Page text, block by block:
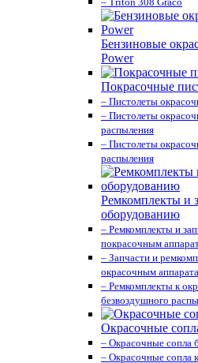
Бензиновые
Power
Покрасочные
– Пистолеты
– Пистолеты
распыления
– Пистолеты
распыления
Ремкомплекты и
оборудованию
– Ремкомплекты и
покрасочным
– Запчасти и
окрасочным
– Ремкомплекты к
безвоздушного
Окрасочные
– Окрасочные сопла
– Окрасочные сопла